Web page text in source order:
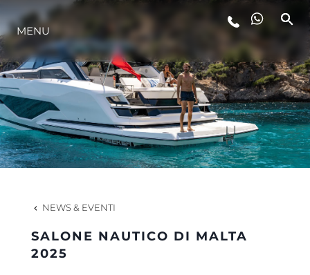
LIFESTYLE
INNOVAZIONE
L'AZIENDA
MENU
NEWS & EVENTI
SALONE NAUTICO DI MALTA
2025